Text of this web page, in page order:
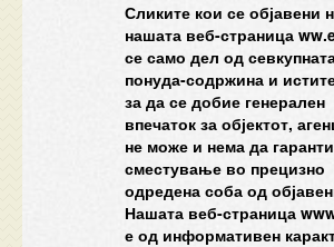
Сликите кои се објавени
нашата веб-страница
се само дел од
понуда-содржина и
за да се добие генерален
впечаток за објектот,
не може и нема да
сместување во прецизно
одредена соба од
Нашата веб-страница
е од информативен